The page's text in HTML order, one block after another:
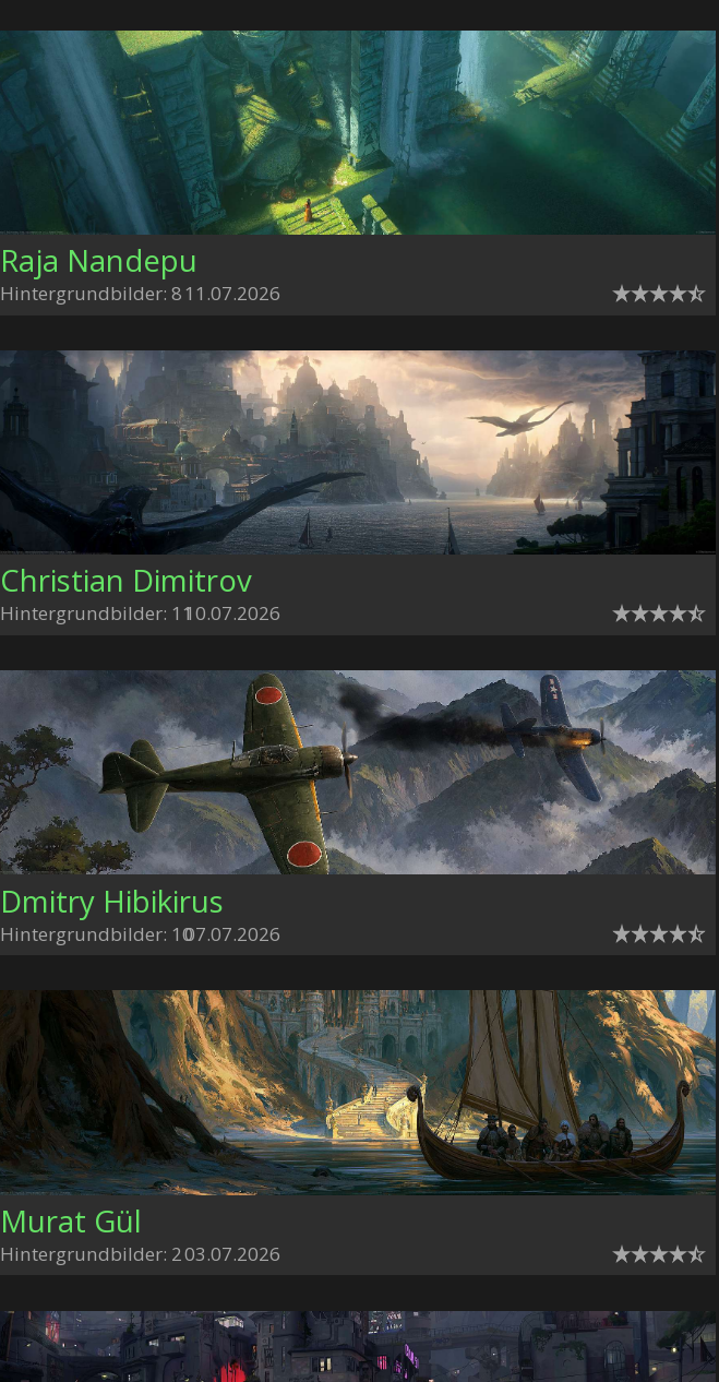
Raja Nandepu
Hintergrundbilder: 811.07.2026
Christian Dimitrov
Hintergrundbilder: 1110.07.2026
Dmitry Hibikirus
Hintergrundbilder: 1007.07.2026
Murat Gül
Hintergrundbilder: 203.07.2026